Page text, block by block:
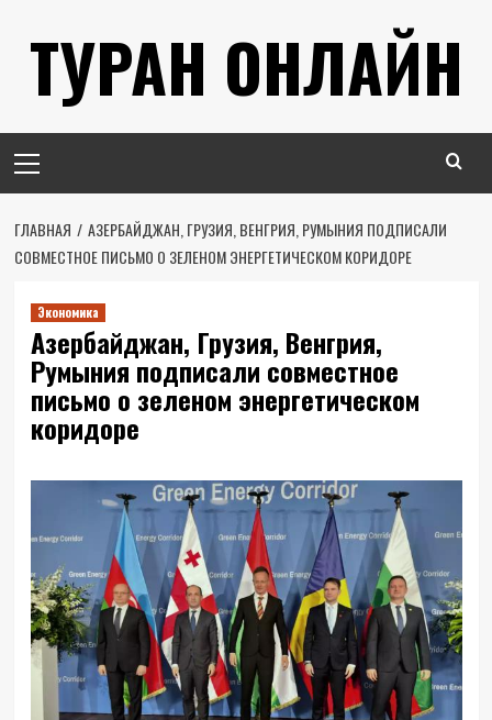
содержимому
ТУРАН ОНЛАЙН
меню
ГЛАВНАЯ
АЗЕРБАЙДЖАН, ГРУЗИЯ, ВЕНГРИЯ, РУМЫНИЯ ПОДПИСАЛИ
СОВМЕСТНОЕ ПИСЬМО О ЗЕЛЕНОМ ЭНЕРГЕТИЧЕСКОМ КОРИДОРЕ
Экономика
Азербайджан, Грузия, Венгрия,
Румыния подписали совместное
письмо о зеленом энергетическом
коридоре